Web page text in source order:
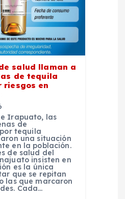
salud llaman a
de tequila
riesgos en
Irapuato, las
de
tequila
una situación
en la población.
de salud del
insisten en
es la única
que se repitan
las que marcaron
Cada…